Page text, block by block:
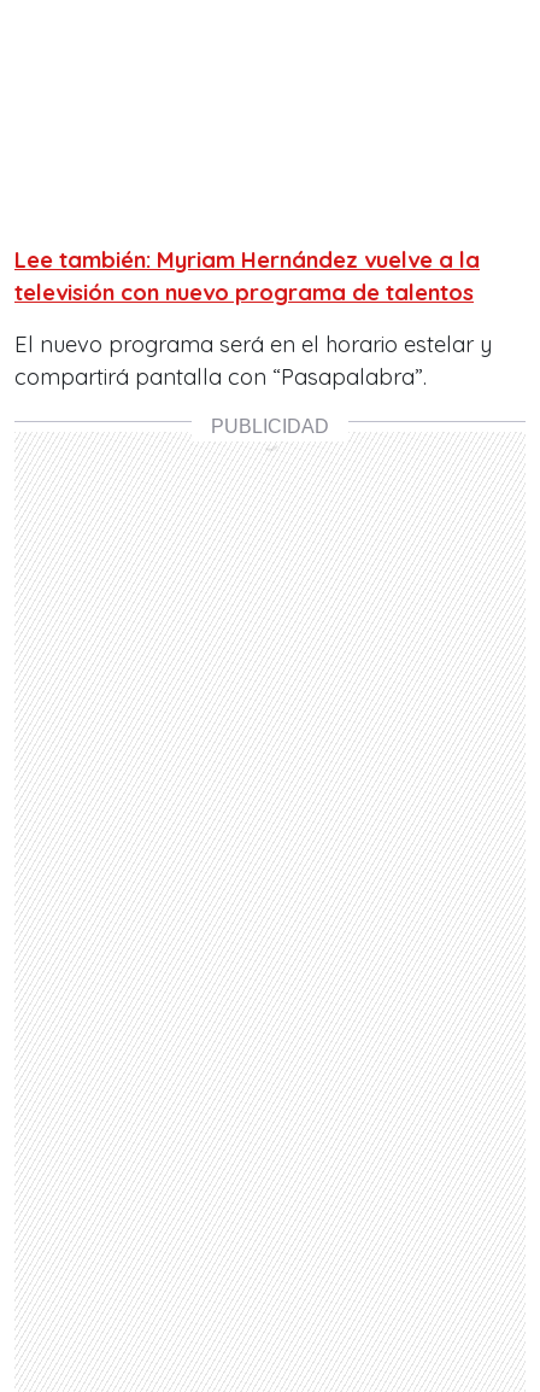
Lee también: Myriam Hernández vuelve a la
televisión con nuevo programa de talentos
El nuevo programa será en el horario estelar y
compartirá pantalla con “Pasapalabra”.